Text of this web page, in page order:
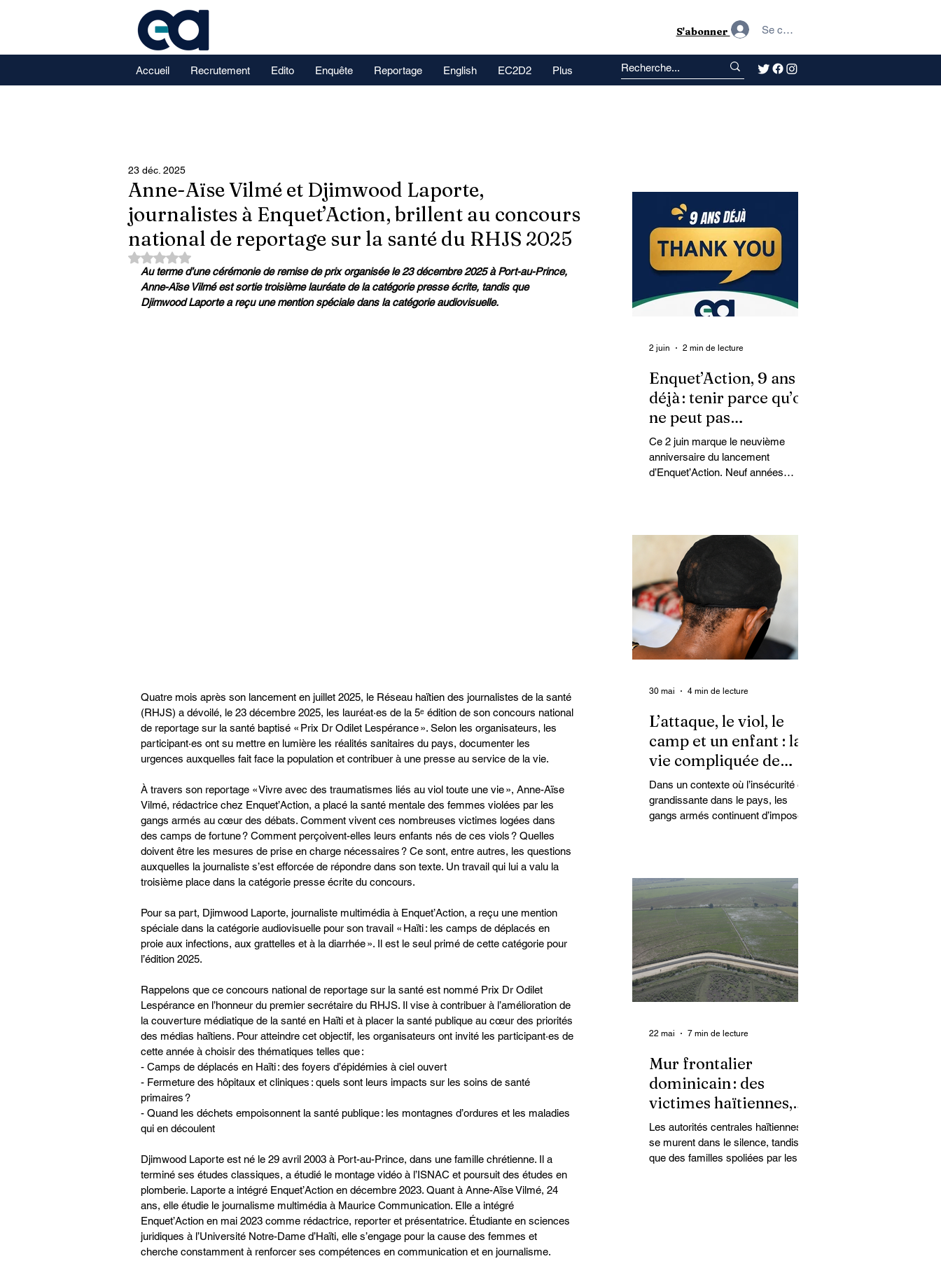
Se connecter
S'abonner
Accueil Recrutement Edito Enquête Reportage English EC2D2 Plus
Anne-Aïse Vilmé et Djimwood Laporte,
journalistes à Enquet’Action, brillent au concours
national de reportage sur la santé du RHJS 2025
23 déc. 2025
Noté NaN étoiles sur 5.
Au terme d’une cérémonie de remise de prix organisée le 23 décembre 2025 à Port-au-Prince,
Anne-Aïse Vilmé est sortie troisième lauréate de la catégorie presse écrite, tandis que
Djimwood Laporte a reçu une mention spéciale dans la catégorie audiovisuelle.
Quatre mois après son lancement en juillet 2025, le Réseau haïtien des journalistes de la santé
(RHJS) a dévoilé, le 23 décembre 2025, les lauréat·es de la 5ᵉ édition de son concours national
de reportage sur la santé baptisé « Prix Dr Odilet Lespérance ». Selon les organisateurs, les
participant·es ont su mettre en lumière les réalités sanitaires du pays, documenter les
urgences auxquelles fait face la population et contribuer à une presse au service de la vie.
À travers son reportage « Vivre avec des traumatismes liés au viol toute une vie », Anne-Aïse
Vilmé, rédactrice chez Enquet’Action, a placé la santé mentale des femmes violées par les
gangs armés au cœur des débats. Comment vivent ces nombreuses victimes logées dans
des camps de fortune ? Comment perçoivent-elles leurs enfants nés de ces viols ? Quelles
doivent être les mesures de prise en charge nécessaires ? Ce sont, entre autres, les questions
auxquelles la journaliste s’est efforcée de répondre dans son texte. Un travail qui lui a valu la
troisième place dans la catégorie presse écrite du concours.
Pour sa part, Djimwood Laporte, journaliste multimédia à Enquet’Action, a reçu une mention
spéciale dans la catégorie audiovisuelle pour son travail « Haïti : les camps de déplacés en
proie aux infections, aux grattelles et à la diarrhée ». Il est le seul primé de cette catégorie pour
l’édition 2025.
Rappelons que ce concours national de reportage sur la santé est nommé Prix Dr Odilet
Lespérance en l’honneur du premier secrétaire du RHJS. Il vise à contribuer à l’amélioration de
la couverture médiatique de la santé en Haïti et à placer la santé publique au cœur des priorités
des médias haïtiens. Pour atteindre cet objectif, les organisateurs ont invité les participant·es de
cette année à choisir des thématiques telles que :
- Camps de déplacés en Haïti : des foyers d’épidémies à ciel ouvert
- Fermeture des hôpitaux et cliniques : quels sont leurs impacts sur les soins de santé
primaires ?
- Quand les déchets empoisonnent la santé publique : les montagnes d’ordures et les maladies
qui en découlent
Djimwood Laporte est né le 29 avril 2003 à Port-au-Prince, dans une famille chrétienne. Il a
terminé ses études classiques, a étudié le montage vidéo à l’ISNAC et poursuit des études en
plomberie. Laporte a intégré Enquet’Action en décembre 2023. Quant à Anne-Aïse Vilmé, 24
ans, elle étudie le journalisme multimédia à Maurice Communication. Elle a intégré
Enquet’Action en mai 2023 comme rédactrice, reporter et présentatrice. Étudiante en sciences
juridiques à l’Université Notre-Dame d’Haïti, elle s’engage pour la cause des femmes et
cherche constamment à renforcer ses compétences en communication et en journalisme.
Enquet’Action, 9 ans
déjà : tenir parce qu’on
ne peut pas
abandonner
Ce 2 juin marque le neuvième
anniversaire du lancement
d’Enquet’Action. Neuf années
fond.
2 juin 2 min de lecture
L’attaque, le viol, le
camp et un enfant : la
vie compliquée de
Kimberly
Dans un contexte où l’insécurité est
grandissante dans le pays, les
gangs armés continuent d’imposer
utilisent pour asservir les
communautés. Face à cet
instrument de punition et de contrôle
qui déshumanise des milliers de
femmes et de filles, ce sont les
organisations non
gouvernementales (ONG) qui se
retrouvent en première ligne pour
accompagner les survivantes sur le
30 mai 4 min de lecture
Mur frontalier
dominicain : des
victimes haïtiennes,
l’État regarde ailleurs
Les autorités centrales haïtiennes
se murent dans le silence, tandis
que des familles spoliées par les
22 mai 7 min de lecture